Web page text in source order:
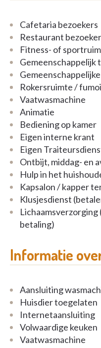
Cafetaria bezoekers
Restaurant
Fitness- of
Gemeenschappelijk
Rokersruimte /
Vaatwasmachine
Animatie
Bediening op kamer
Eigen interne krant
Eigen
Ontbijt, middag- en
Hulp in het
Kapsalon / kapper
Klusjesdienst
betaling)
Informatie
Aansluiting
Huisdier toegelaten
Internetaansluiting
Volwaardige keuken
Vaatwasmachine